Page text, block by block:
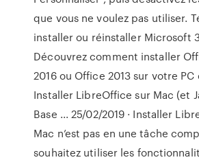
que vous ne voulez pas utiliser.
installer ou réinstaller Microsoft
Découvrez comment installer
2016 ou Office 2013 sur votre PC
Installer LibreOffice sur Mac (et
Base ... 25/02/2019 · Installer
Mac n’est pas en une tâche
souhaitez utiliser les